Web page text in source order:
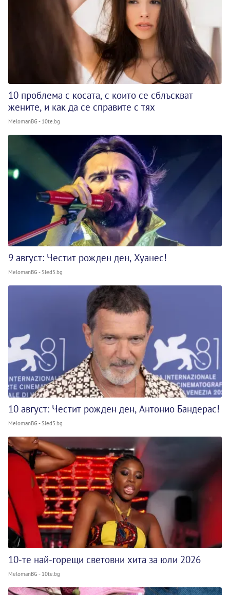
10 проблема с косата, с които се сблъскват
жените, и как да се справите с тях
MelomanBG - 10te.bg
9 август: Честит рожден ден, Хуанес!
MelomanBG - Sled5.bg
10 август: Честит рожден ден, Антонио Бандерас!
MelomanBG - Sled5.bg
10-те най-горещи световни хита за юли 2026
MelomanBG - 10te.bg